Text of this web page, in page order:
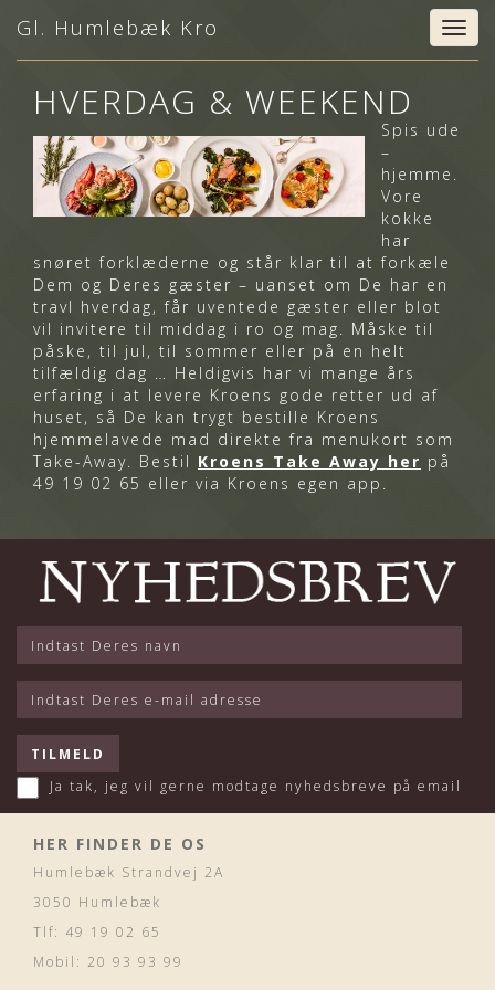
Gl. Humlebæk Kro
HVERDAG & WEEKEND
Spis ude
–
hjemme.
Vore
kokke
har
snøret forklæderne og står klar til at forkæle
Dem og Deres gæster – uanset om De har en
travl hverdag, får uventede gæster eller blot
vil invitere til middag i ro og mag. Måske til
påske, til jul, til sommer eller på en helt
tilfældig dag … Heldigvis har vi mange års
erfaring i at levere Kroens gode retter ud af
huset, så De kan trygt bestille Kroens
hjemmelavede mad direkte fra menukort som
Take-Away. Bestil Kroens Take Away her på
49 19 02 65 eller via Kroens egen app.
Ja tak, jeg vil gerne modtage nyhedsbreve på email
HER FINDER DE OS
Humlebæk Strandvej 2A
3050 Humlebæk
Tlf: 49 19 02 65
Mobil: 20 93 93 99